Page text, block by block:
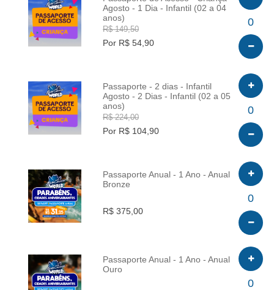
INFO
Agosto - 1 Dia - Infantil (02 a 04
anos)
R$ 149,50
Por R$ 54,90
0
INFO
Passaporte - 2 dias - Infantil
Agosto - 2 Dias - Infantil (02 a 05
anos)
R$ 224,00
Por R$ 104,90
0
INFO
Passaporte Anual - 1 Ano - Anual
Bronze
R$ 375,00
0
INFO
Passaporte Anual - 1 Ano - Anual
Ouro
0